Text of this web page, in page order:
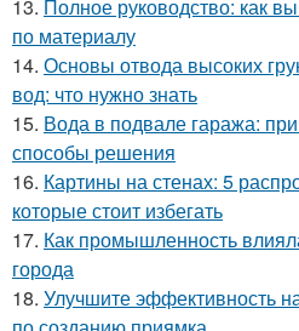
13. Полное руководство: как
по материалу
14. Основы отвода высоких
вод: что нужно знать
15. Вода в подвале гаража:
способы решения
16. Картины на стенах: 5
которые стоит избегать
17. Как промышленность
города
18. Улучшите эффективность